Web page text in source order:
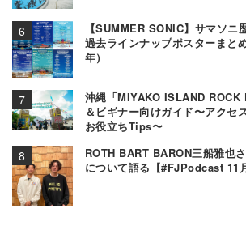
【SUMMER SONIC】サマソニ
過去ラインナップポスターまと
年）
沖縄「MIYAKO ISLAND ROCK
＆ビギナー向けガイド〜アクセ
お役立ちTips〜
ROTH BART BARON三船雅也
について語る【#FJPodcast 11